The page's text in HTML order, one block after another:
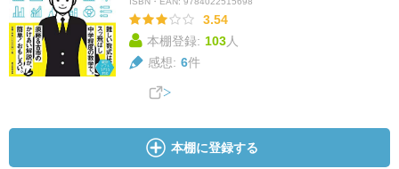
3.54
本棚登録: 103人
感想: 6件
本棚に登録する